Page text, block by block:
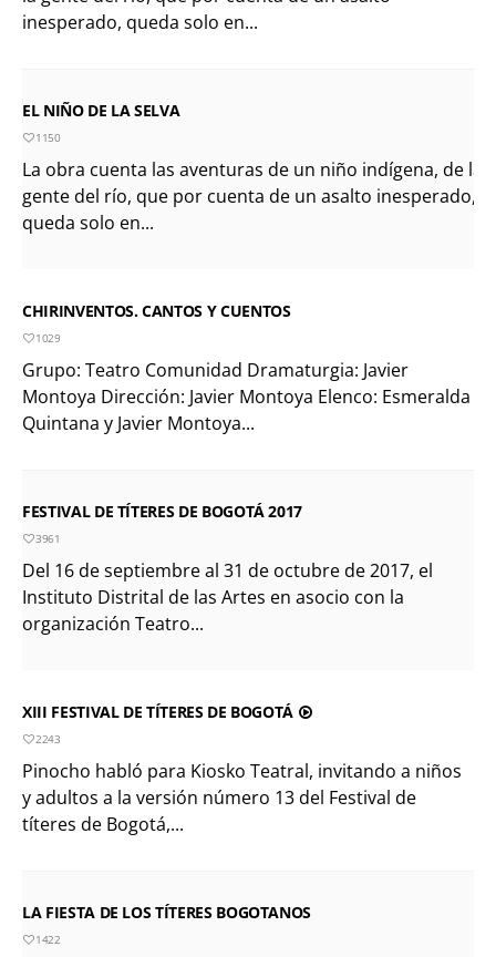
inesperado, queda solo en...
EL NIÑO DE LA SELVA
1150
La obra cuenta las aventuras de un niño indígena, de la
gente del río, que por cuenta de un asalto inesperado,
queda solo en...
CHIRINVENTOS. CANTOS Y CUENTOS
1029
Grupo: Teatro Comunidad Dramaturgia: Javier
Montoya Dirección: Javier Montoya Elenco: Esmeralda
Quintana y Javier Montoya...
FESTIVAL DE TÍTERES DE BOGOTÁ 2017
3961
Del 16 de septiembre al 31 de octubre de 2017, el
Instituto Distrital de las Artes en asocio con la
organización Teatro...
XIII FESTIVAL DE TÍTERES DE BOGOTÁ
2243
Pinocho habló para Kiosko Teatral, invitando a niños
y adultos a la versión número 13 del Festival de
títeres de Bogotá,...
LA FIESTA DE LOS TÍTERES BOGOTANOS
1422